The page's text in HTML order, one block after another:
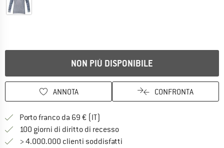
NON PIÙ DISPONIBILE
ANNOTA CONFRONTA
Porto franco da 69 € (IT)
100 giorni di diritto di recessoVai alla politica di recesso qui
> 4.000.000 clienti soddisfatti